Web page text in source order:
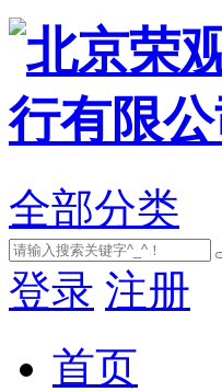
全部分类
登录 注册
首页